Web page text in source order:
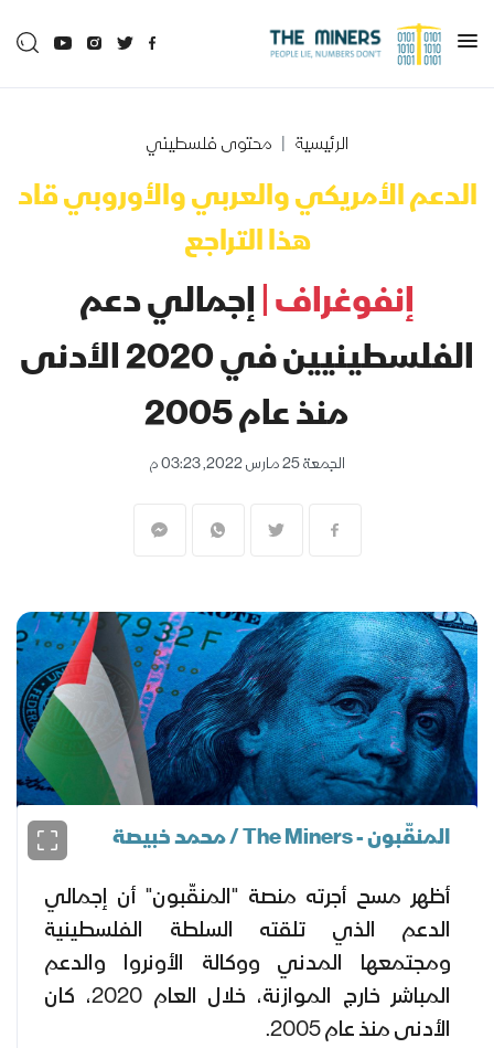
الرئيسية محتوى فلسطيني
الدعم الأمريكي والعربي والأوروبي قاد
هذا التراجع
إنفوغراف |إجمالي دعم
الفلسطينيين في 2020 الأدنى
منذ عام 2005
الجمعة 25 مارس 2022, 03:23 م
المنقّبون - The Miners / محمد خبيصة
أظهر مسح أجرته منصة "المنقّبون" أن إجمالي
الدعم الذي تلقته السلطة الفلسطينية
ومجتمعها المدني ووكالة الأونروا والدعم
المباشر خارج الموازنة، خلال العام 2020، كان
الأدنى منذ عام 2005.